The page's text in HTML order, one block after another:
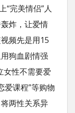
“完美情侣”人
炸，让爱情
频先是用15
狗血剧情强
女性不需要爱
爱课程”等购物
两性关系异